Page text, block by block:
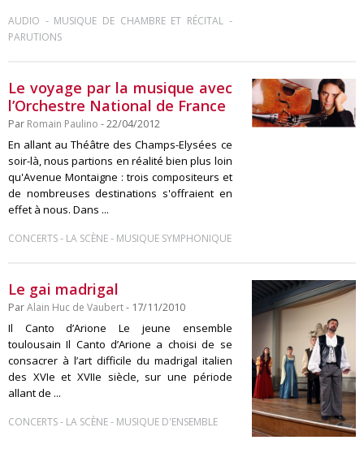
AUDIO - MUSIQUE DE CHAMBRE ET RÉCITAL-
PARUTIONS
Le voyage par la musique avec
l’Orchestre National de France
Par Romain Paulino - 22/04/2012
En allant au Théâtre des Champs-Elysées ce
soir-là, nous partions en réalité bien plus loin
qu'Avenue Montaigne : trois compositeurs et
de nombreuses destinations s'offraient en
effet à nous. Dans ...
CONCERTS- LA SCÈNE- MUSIQUE SYMPHONIQUE
Le gai madrigal
ParAlain Huc de Vaubert- 17/11/2010
Il Canto d’Arione Le jeune ensemble
toulousain Il Canto d’Arione a choisi de se
consacrer à l’art difficile du madrigal italien
des XVIe et XVIIe siècle, sur une période
allant de ...
CONCERTS- LA SCÈNE- MUSIQUE D'ENSEMBLE